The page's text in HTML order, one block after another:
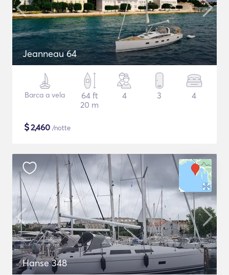
Jeanneau 64
Barca a vela
64 ft
20 m
4 3 4
$2,460 /notte
Hanse 348